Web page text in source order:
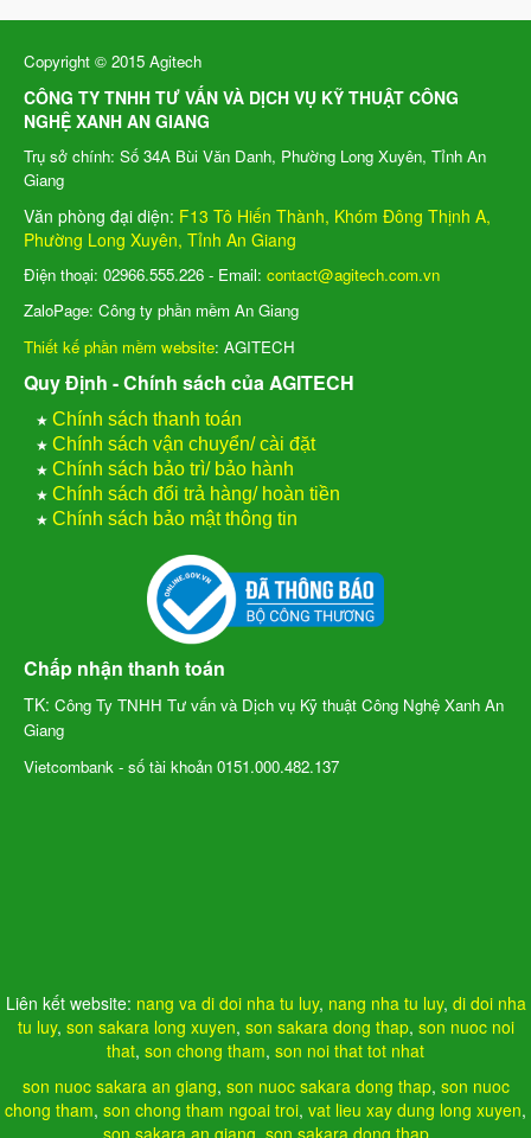
Copyright © 2015 Agitech
CÔNG TY TNHH TƯ VẤN VÀ DỊCH VỤ KỸ THUẬT CÔNG
NGHỆ XANH AN GIANG
Trụ sở chính: Số 34A Bùi Văn Danh, Phường Long Xuyên, Tỉnh An
Giang
Văn phòng đại diện: F13 Tô Hiến Thành, Khóm Đông Thịnh A,
Phường Long Xuyên, Tỉnh An Giang
Điện thoại: 02966.555.226 - Email: contact@agitech.com.vn
ZaloPage: Công ty phần mềm An Giang
Thiết kế phần mềm website: AGITECH
Quy Định - Chính sách của AGITECH
★ Chính sách thanh toán
★ Chính sách vận chuyển/ cài đặt
★ Chính sách bảo trì/ bảo hành
★ Chính sách đổi trả hàng/ hoàn tiền
★ Chính sách bảo mật thông tin
Chấp nhận thanh toán
TK: Công Ty TNHH Tư vấn và Dịch vụ Kỹ thuật Công Nghệ Xanh An
Giang
Vietcombank - số tài khoản 0151.000.482.137
Liên kết website: nang va di doi nha tu luy, nang nha tu luy, di doi nha
tu luy, son sakara long xuyen, son sakara dong thap, son nuoc noi
that, son chong tham, son noi that tot nhat
son nuoc sakara an giang, son nuoc sakara dong thap, son nuoc
chong tham, son chong tham ngoai troi, vat lieu xay dung long xuyen,
son sakara an giang son sakara dong thap